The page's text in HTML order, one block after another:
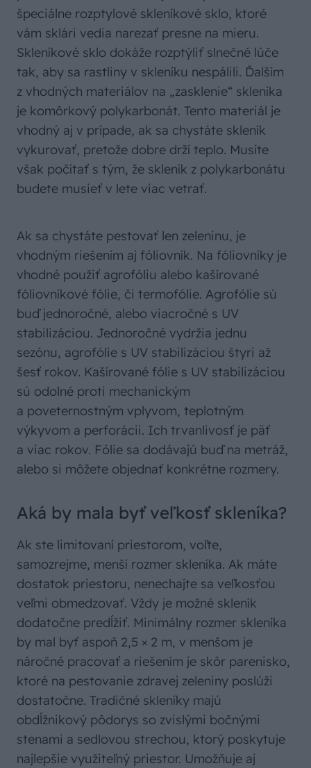
špeciálne rozptylové skleníkové sklo, ktoré
vám sklári vedia narezať presne na mieru.
Skleníkové sklo dokáže rozptýliť slnečné lúče
tak, aby sa rastliny v skleníku nespálili. Ďalším
z vhodných materiálov na „zasklenie“ skleníka
je komôrkový polykarbonát. Tento materiál je
vhodný aj v prípade, ak sa chystáte skleník
vykurovať, pretože dobre drží teplo. Musíte
však počítať s tým, že skleník z polykarbonátu
budete musieť v lete viac vetrať.
Ak sa chystáte pestovať len zeleninu, je
vhodným riešením aj fóliovník. Na fóliovníky je
vhodné použiť agrofóliu alebo kašírované
fóliovníkové fólie, či termofólie. Agrofólie sú
buď jednoročné, alebo viacročné s UV
stabilizáciou. Jednoročné vydržia jednu
sezónu, agrofólie s UV stabilizáciou štyri až
šesť rokov. Kašírované fólie s UV stabilizáciou
sú odolné proti mechanickým
a poveternostným vplyvom, teplotným
výkyvom a perforácii. Ich trvanlivosť je päť
a viac rokov. Fólie sa dodávajú buď na metráž,
alebo si môžete objednať konkrétne rozmery.
Aká by mala byť veľkosť skleníka?
Ak ste limitovaní priestorom, voľte,
samozrejme, menší rozmer skleníka. Ak máte
dostatok priestoru, nenechajte sa veľkosťou
veľmi obmedzovať. Vždy je možné skleník
dodatočne predĺžiť. Minimálny rozmer skleníka
by mal byť aspoň 2,5 × 2 m, v menšom je
náročné pracovať a riešením je skôr parenisko,
ktoré na pestovanie zdravej zeleniny poslúži
dostatočne. Tradičné skleníky majú
obdĺžnikový pôdorys so zvislými bočnými
stenami a sedlovou strechou, ktorý poskytuje
najlepšie využiteľný priestor. Umožňuje aj